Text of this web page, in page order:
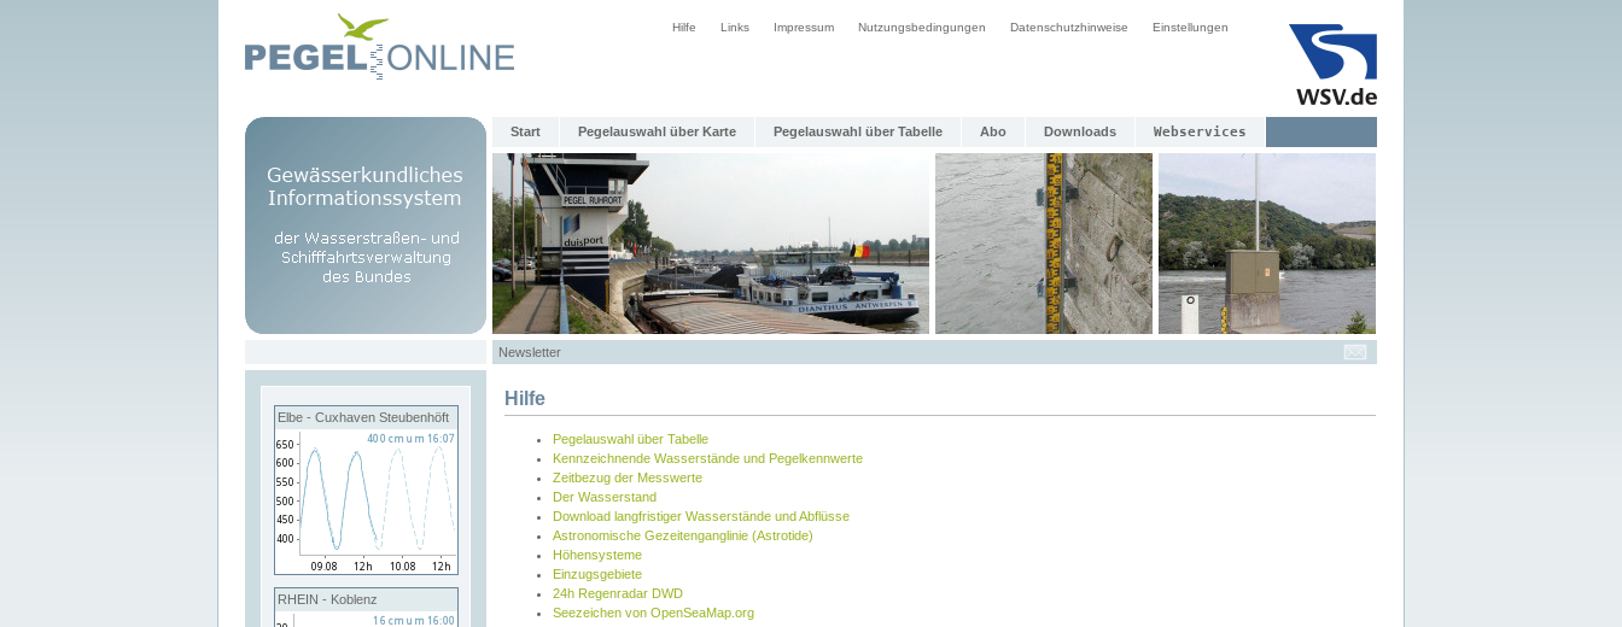
Hilfe Links Impressum Nutzungsbedingungen Datenschutzhinweise Einstellungen
Start Pegelauswahl über Karte Pegelauswahl über Tabelle Abo Downloads Webservices
Newsletter
Elbe - Cuxhaven Steubenhöft
RHEIN - Koblenz
Hilfe
Pegelauswahl über Tabelle
Kennzeichnende Wasserstände und Pegelkennwerte
Zeitbezug der Messwerte
Der Wasserstand
Download langfristiger Wasserstände und Abflüsse
Astronomische Gezeitenganglinie (Astrotide)
Höhensysteme
Einzugsgebiete
24h Regenradar DWD
Seezeichen von OpenSeaMap.org